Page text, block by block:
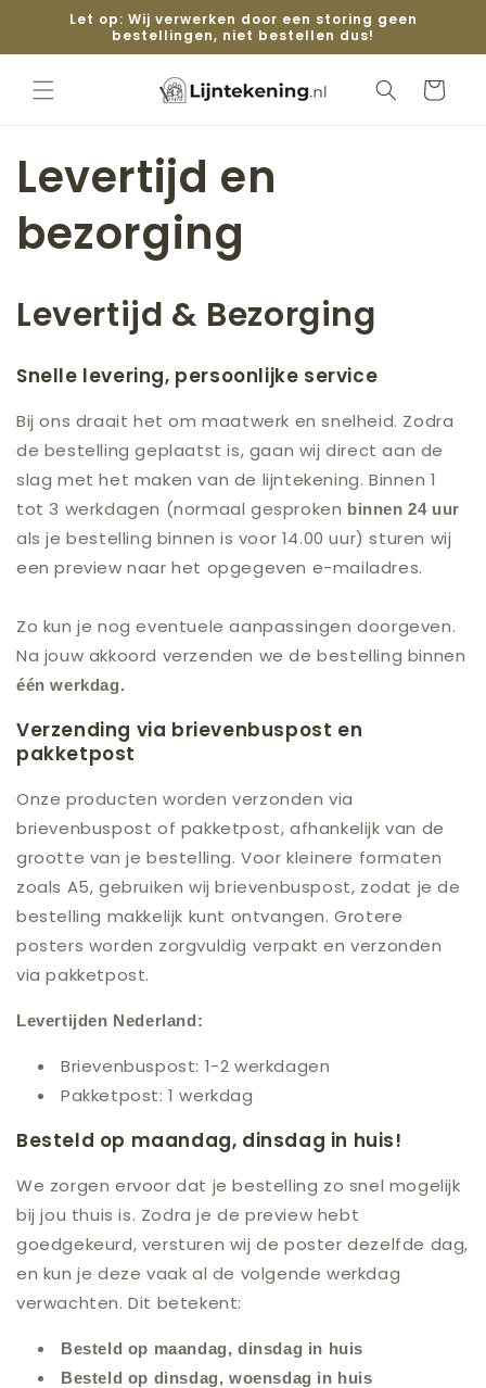
naar deLet op: Wij verwerken door een storing geen
bestellingen, niet bestellen dus!
Winkelwagen
Levertijd en
bezorging
Levertijd & Bezorging
Snelle levering, persoonlijke service
Bij ons draait het om maatwerk en snelheid. Zodra
de bestelling geplaatst is, gaan wij direct aan de
slag met het maken van de lijntekening. Binnen 1
tot 3 werkdagen (normaal gesproken binnen 24 uur
als je bestelling binnen is voor 14.00 uur) sturen wij
een preview naar het opgegeven e-mailadres.
Zo kun je nog eventuele aanpassingen doorgeven.
Na jouw akkoord verzenden we de bestelling binnen
één werkdag.
Verzending via brievenbuspost en
pakketpost
Onze producten worden verzonden via
brievenbuspost of pakketpost, afhankelijk van de
grootte van je bestelling. Voor kleinere formaten
zoals A5, gebruiken wij brievenbuspost, zodat je de
bestelling makkelijk kunt ontvangen. Grotere
posters worden zorgvuldig verpakt en verzonden
via pakketpost.
Levertijden Nederland:
Brievenbuspost: 1-2 werkdagen
Pakketpost: 1 werkdag
Besteld op maandag, dinsdag in huis!
We zorgen ervoor dat je bestelling zo snel mogelijk
bij jou thuis is. Zodra je de preview hebt
goedgekeurd, versturen wij de poster dezelfde dag,
en kun je deze vaak al de volgende werkdag
verwachten. Dit betekent:
Besteld op maandag, dinsdag in huis
Besteld op dinsdag, woensdag in huis